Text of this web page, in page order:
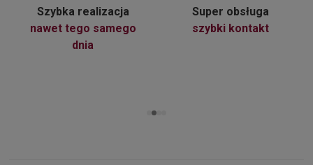
Szybka realizacja
nawet tego samego
dnia
Super obsługa
szybki kontakt